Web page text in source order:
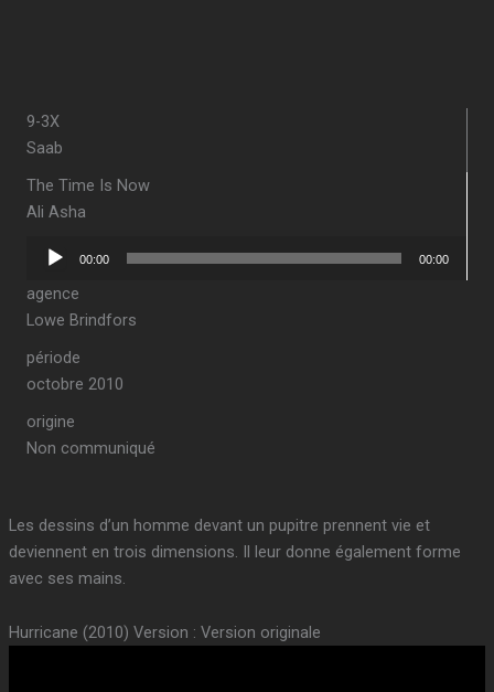
9-3X
Saab
The Time Is Now
Ali Asha
Lecteur
00:00 00:00
agence
Lowe Brindfors
période
octobre 2010
origine
Non communiqué
Les dessins d’un homme devant un pupitre prennent vie et
deviennent en trois dimensions. Il leur donne également forme
avec ses mains.
Hurricane (2010) Version : Version originale